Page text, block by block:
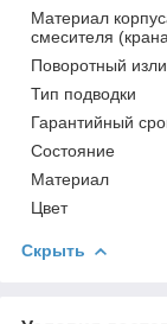
Материал
смесителя
Поворотный
Тип подводки
Гарантийный
Состояние
Материал
Цвет
Скрыть